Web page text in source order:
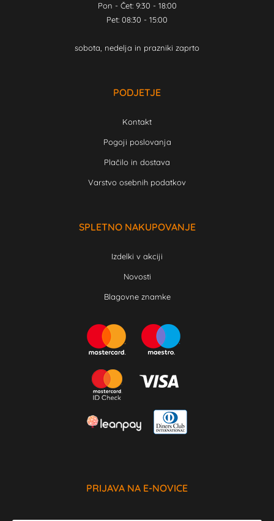
Pon - Čet: 9:30 - 18:00
Pet: 08:30 - 15:00
sobota, nedelja in prazniki zaprto
PODJETJE
Kontakt
Pogoji poslovanja
Plačilo in dostava
Varstvo osebnih podatkov
SPLETNO NAKUPOVANJE
Izdelki v akciji
Novosti
Blagovne znamke
PRIJAVA NA E-NOVICE